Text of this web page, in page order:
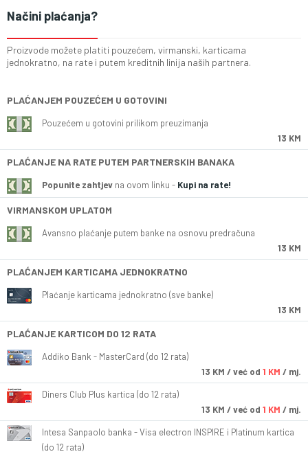
Načini plaćanja?
Proizvode možete platiti pouzećem, virmanski, karticama
jednokratno, na rate i putem kreditnih linija naših partnera.
PLAĆANJEM POUZEĆEM U GOTOVINI
Pouzećem u gotovini prilikom preuzimanja
13 KM
PLAĆANJE NA RATE PUTEM PARTNERSKIH BANAKA
Popunite zahtjev na ovom linku - Kupi na rate!
VIRMANSKOM UPLATOM
Avansno plaćanje putem banke na osnovu predračuna
13 KM
PLAĆANJEM KARTICAMA JEDNOKRATNO
Plaćanje karticama jednokratno (sve banke)
13 KM
PLAĆANJE KARTICOM DO 12 RATA
Addiko Bank - MasterCard (do 12 rata)
13 KM / već od 1 KM / mj.
Diners Club Plus kartica (do 12 rata)
13 KM / već od 1 KM / mj.
Intesa Sanpaolo banka - Visa electron INSPIRE i Platinum kartica
(do 12 rata)